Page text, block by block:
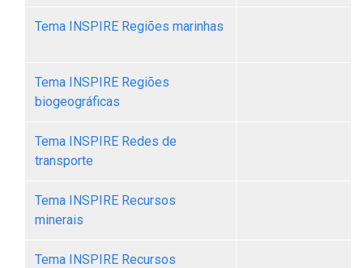
Tema INSPIRE Regiões marinhas
Tema INSPIRE Regiões
biogeográficas
Tema INSPIRE Redes de
transporte
Tema INSPIRE Recursos
minerais
Tema INSPIRE Recursos